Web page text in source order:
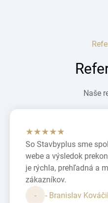
Naše
★★★★★
So Stavbyplus sme
webe a výsledok
je rýchla, prehľadná a
zákazníkov.
-
- Branislav